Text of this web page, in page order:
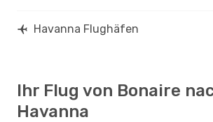
Havanna Flughäfen
Ihr Flug von Bonaire
Havanna